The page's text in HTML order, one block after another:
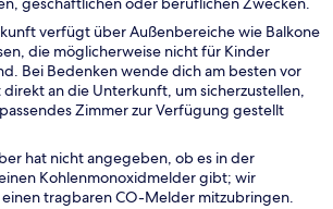
verfügt über Außenbereiche wie Balkone
die möglicherweise nicht für Kinder
Bei Bedenken wende dich am besten vor
an die Unterkunft, um sicherzustellen,
Zimmer zur Verfügung gestellt
hat nicht angegeben, ob es in der
Kohlenmonoxidmelder gibt; wir
tragbaren CO-Melder mitzubringen.